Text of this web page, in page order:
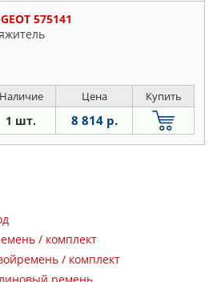
575141
Наличие Цена Купить
1 шт. 8 814 р.
/ комплект
/ комплект